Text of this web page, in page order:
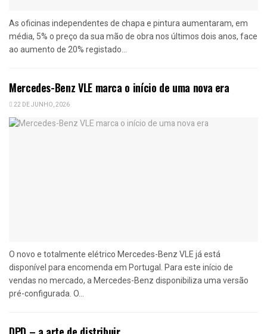
As oficinas independentes de chapa e pintura aumentaram, em
média, 5% o preço da sua mão de obra nos últimos dois anos, face
ao aumento de 20% registado...
Mercedes-Benz VLE marca o início de uma nova era
22 DE JUNHO, 2026
O novo e totalmente elétrico Mercedes-Benz VLE já está
disponível para encomenda em Portugal. Para este início de
vendas no mercado, a Mercedes-Benz disponibiliza uma versão
pré-configurada. O...